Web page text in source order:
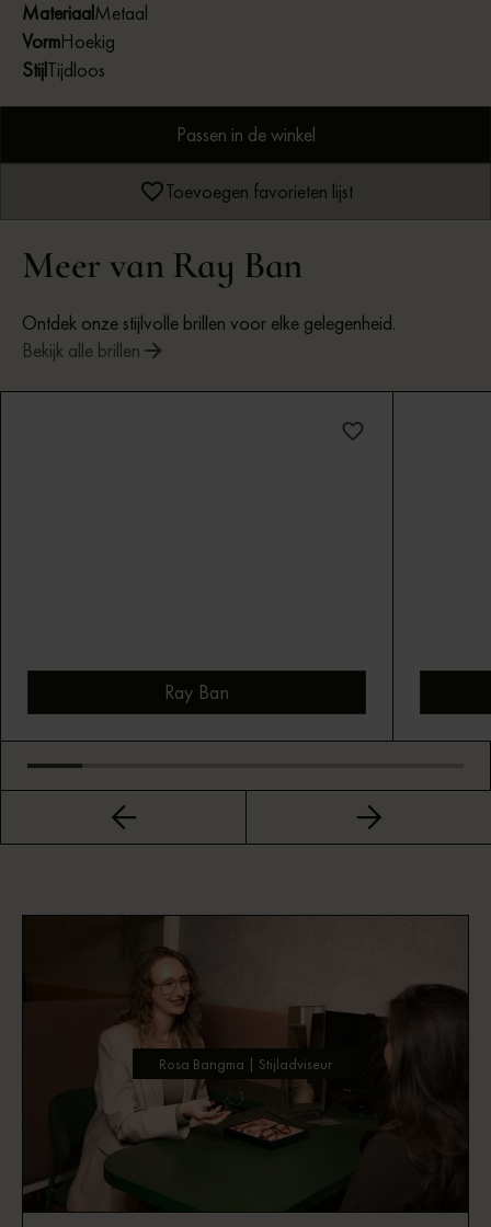
MateriaalMetaal
VormHoekig
StijlTijdloos
Passen in de winkel
Toevoegen favorieten lijst
Meer van Ray Ban
Ontdek onze stijlvolle brillen voor elke gelegenheid.
Bekijk alle brillen
Ray Ban
Bekijk montuur
Rosa Bangma | Stijladviseur